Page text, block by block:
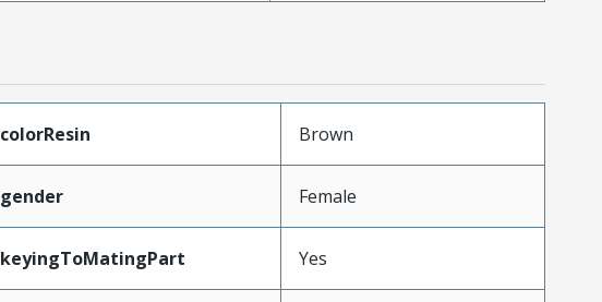
colorResin Brown
gender Female
keyingToMatingPart Yes